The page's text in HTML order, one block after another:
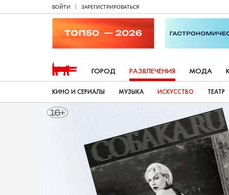
ВОЙТИ ЗАРЕГИСТРИРОВАТЬСЯ
ГОРОД РАЗВЛЕЧЕНИЯ МОДА
КИНО И СЕРИАЛЫ МУЗЫКА ИСКУССТВО ТЕАТР